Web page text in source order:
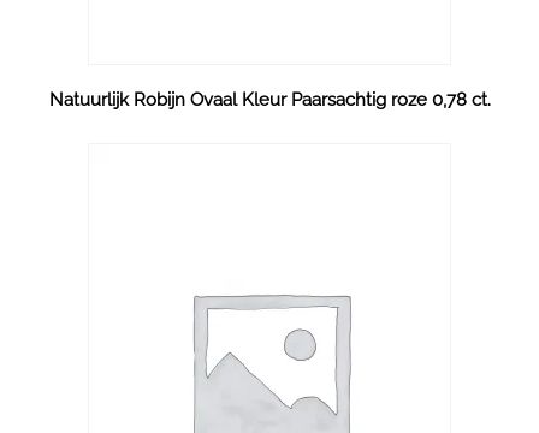
Natuurlijk Robijn Ovaal Kleur Paarsachtig roze 0,78 ct.